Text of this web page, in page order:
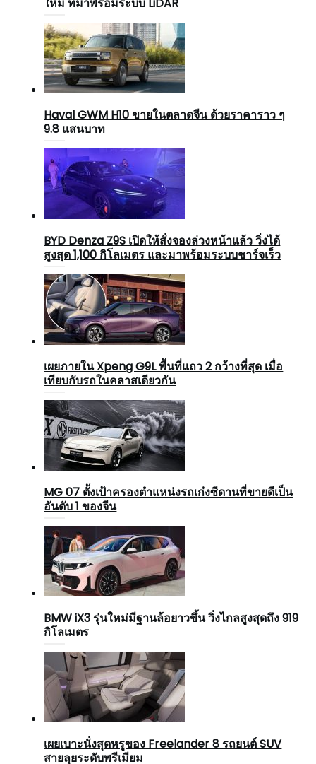
Haval GWM H10 ขายในตลาดจีน ด้วยราคาราว ๆ
9.8 แสนบาท
BYD Denza Z9S เปิดให้สั่งจองล่วงหน้าแล้ว วิ่งได้
สูงสุด 1,100 กิโลเมตร และมาพร้อมระบบชาร์จเร็ว
เผยภายใน Xpeng G9L พื้นที่แถว 2 กว้างที่สุด เมื่อ
เทียบกับรถในคลาสเดียวกัน
MG 07 ตั้งเป้าครองตำแหน่งรถเก๋งซีดานที่ขายดีเป็น
อันดับ 1 ของจีน
BMW iX3 รุ่นใหม่มีฐานล้อยาวขึ้น วิ่งไกลสูงสุดถึง 919
กิโลเมตร
เผยเบาะนั่งสุดหรูของ Freelander 8 รถยนต์ SUV
สายลุยระดับพรีเมียม